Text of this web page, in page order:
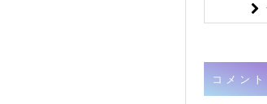
コメン